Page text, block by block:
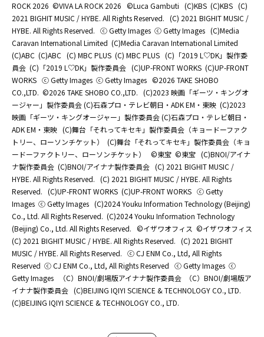
ROCK 2026 ©️VIVA LA ROCK 2026 ©Luca Gambuti (C)KBS (C)KBS (C)
2021 BIGHIT MUSIC / HYBE. All Rights Reserved. (C) 2021 BIGHIT MUSIC /
HYBE. All Rights Reserved. ⓒ Getty Images ⓒ Getty Images (C)Media
Caravan International Limited (C)Media Caravan International Limited
(C)ABC (C)ABC (C) MBC PLUS (C) MBC PLUS (C)「2019 L♡DK」製作委
員会 (C)「2019 L♡DK」製作委員会 (C)UP-FRONT WORKS (C)UP-FRONT
WORKS ⓒ Getty Images ⓒ Getty Images ©2026 TAKE SHOBO
CO.,LTD. ©2026 TAKE SHOBO CO.,LTD. (C)2023 映画「ギーツ・キングオ
ージャー」製作委員会 (C)石森プロ・テレビ朝日・ADK EM・東映 (C)2023
映画「ギーツ・キングオージャー」製作委員会 (C)石森プロ・テレビ朝日・
ADK EM・東映 (C)舞台「それってキセキ」製作委員会（キョードーファク
トリー、ローソンチケット）
(C)舞台「それってキセキ」製作委員会（キョ
ードーファクトリー、ローソンチケット）
©東宝 ©東宝 (C)BNOI/アイナ
ナ製作委員会 (C)BNOI/アイナナ製作委員会 (C) 2021 BIGHIT MUSIC /
HYBE. All Rights Reserved. (C) 2021 BIGHIT MUSIC / HYBE. All Rights
Reserved. (C)UP-FRONT WORKS (C)UP-FRONT WORKS ⓒ Getty
Images ⓒ Getty Images (C)2024 Youku Information Technology (Beijing)
Co., Ltd. All Rights Reserved. (C)2024 Youku Information Technology
(Beijing) Co., Ltd. All Rights Reserved. ©イザワオフィス ©イザワオフィス
(C) 2021 BIGHIT MUSIC / HYBE. All Rights Reserved. (C) 2021 BIGHIT
MUSIC / HYBE. All Rights Reserved. ⓒ CJ ENM Co., Ltd, All Rights
Reserved ⓒ CJ ENM Co., Ltd, All Rights Reserved ⓒ Getty Images ⓒ
Getty Images
（C）BNOI/劇場版アイナナ製作委員会
（C）BNOI/劇場版ア
イナナ製作委員会 (C)BEIJING IQIYI SCIENCE & TECHNOLOGY CO., LTD.
(C)BEIJING IQIYI SCIENCE & TECHNOLOGY CO., LTD.